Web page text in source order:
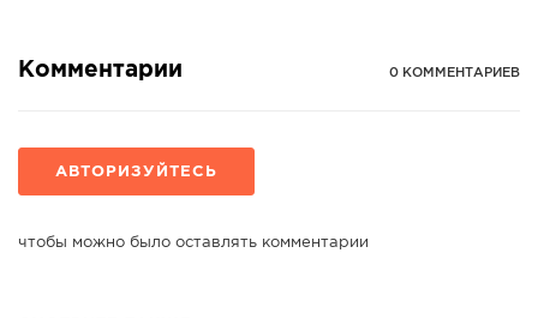
Комментарии 0 КОММЕНТАРИЕВ
АВТОРИЗУЙТЕСЬ
чтобы можно было оставлять комментарии